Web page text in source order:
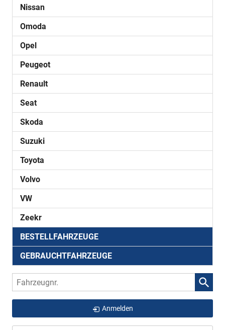
Nissan
Omoda
Opel
Peugeot
Renault
Seat
Skoda
Suzuki
Toyota
Volvo
VW
Zeekr
BESTELLFAHRZEUGE
GEBRAUCHTFAHRZEUGE
Fahrzeugnr.
Anmelden